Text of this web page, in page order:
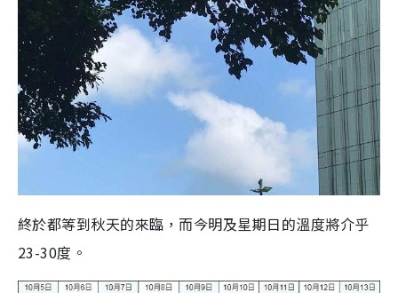
終於都等到秋天的來臨，而今明及星期日的溫度將介乎
23-30度。